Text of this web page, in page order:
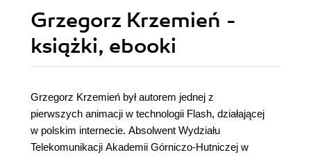
Grzegorz Krzemień -
książki, ebooki
Grzegorz Krzemień był autorem jednej z
pierwszych animacji w technologii Flash, działającej
w polskim internecie. Absolwent Wydziału
Telekomunikacji Akademii Górniczo-Hutniczej w